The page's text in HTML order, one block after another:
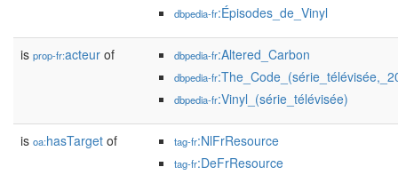
dbpedia-fr:Épisodes_de_Vinyl
is prop-fr:acteur of dbpedia-fr:Altered_Carbon
dbpedia-fr
dbpedia-fr:Vinyl_(série_télévisée)
is oa:hasTarget of tag-fr:NlFrResource
tag-fr:DeFrResource